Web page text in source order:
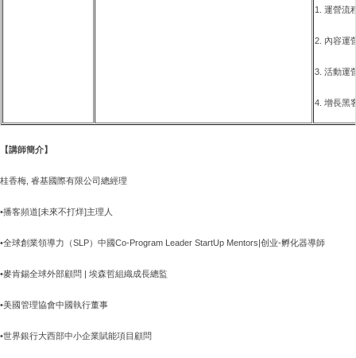
1. 運營流
2. 內容運
3. 活動運
4. 增長黑
【講師簡介】
桂香梅, 睿基國際有限公司總經理
•播客頻道[未來不打烊]主理人
•全球創業領導力（SLP）中國Co-Program Leader StartUp Mentors|创业-孵化器導師
•麥肯錫全球外部顧問 | 埃森哲組織成長總監
•美國管理協會中國執行董事
•世界銀行大西部中小企業賦能項目顧問